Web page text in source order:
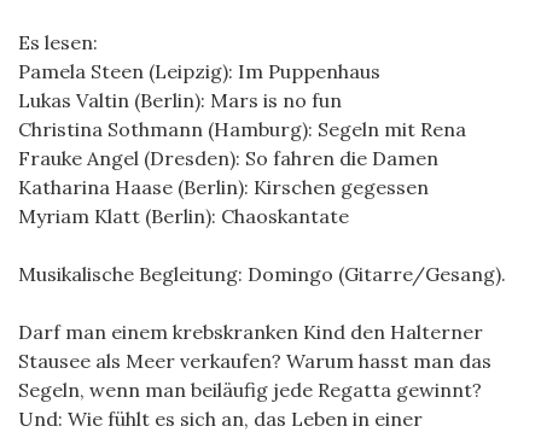
Es lesen:
Pamela Steen (Leipzig): Im Puppenhaus
Lukas Valtin (Berlin): Mars is no fun
Christina Sothmann (Hamburg): Segeln mit Rena
Frauke Angel (Dresden): So fahren die Damen
Katharina Haase (Berlin): Kirschen gegessen
Myriam Klatt (Berlin): Chaoskantate
Musikalische Begleitung: Domingo (Gitarre/Gesang).
Darf man einem krebskranken Kind den Halterner
Stausee als Meer verkaufen? Warum hasst man das
Segeln, wenn man beiläufig jede Regatta gewinnt?
Und: Wie fühlt es sich an, das Leben in einer